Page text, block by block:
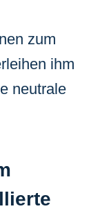
zum
ihm
neutrale